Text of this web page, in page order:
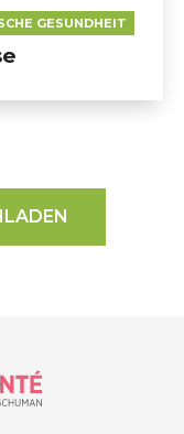
GESUNDHEIT
ma santé, by